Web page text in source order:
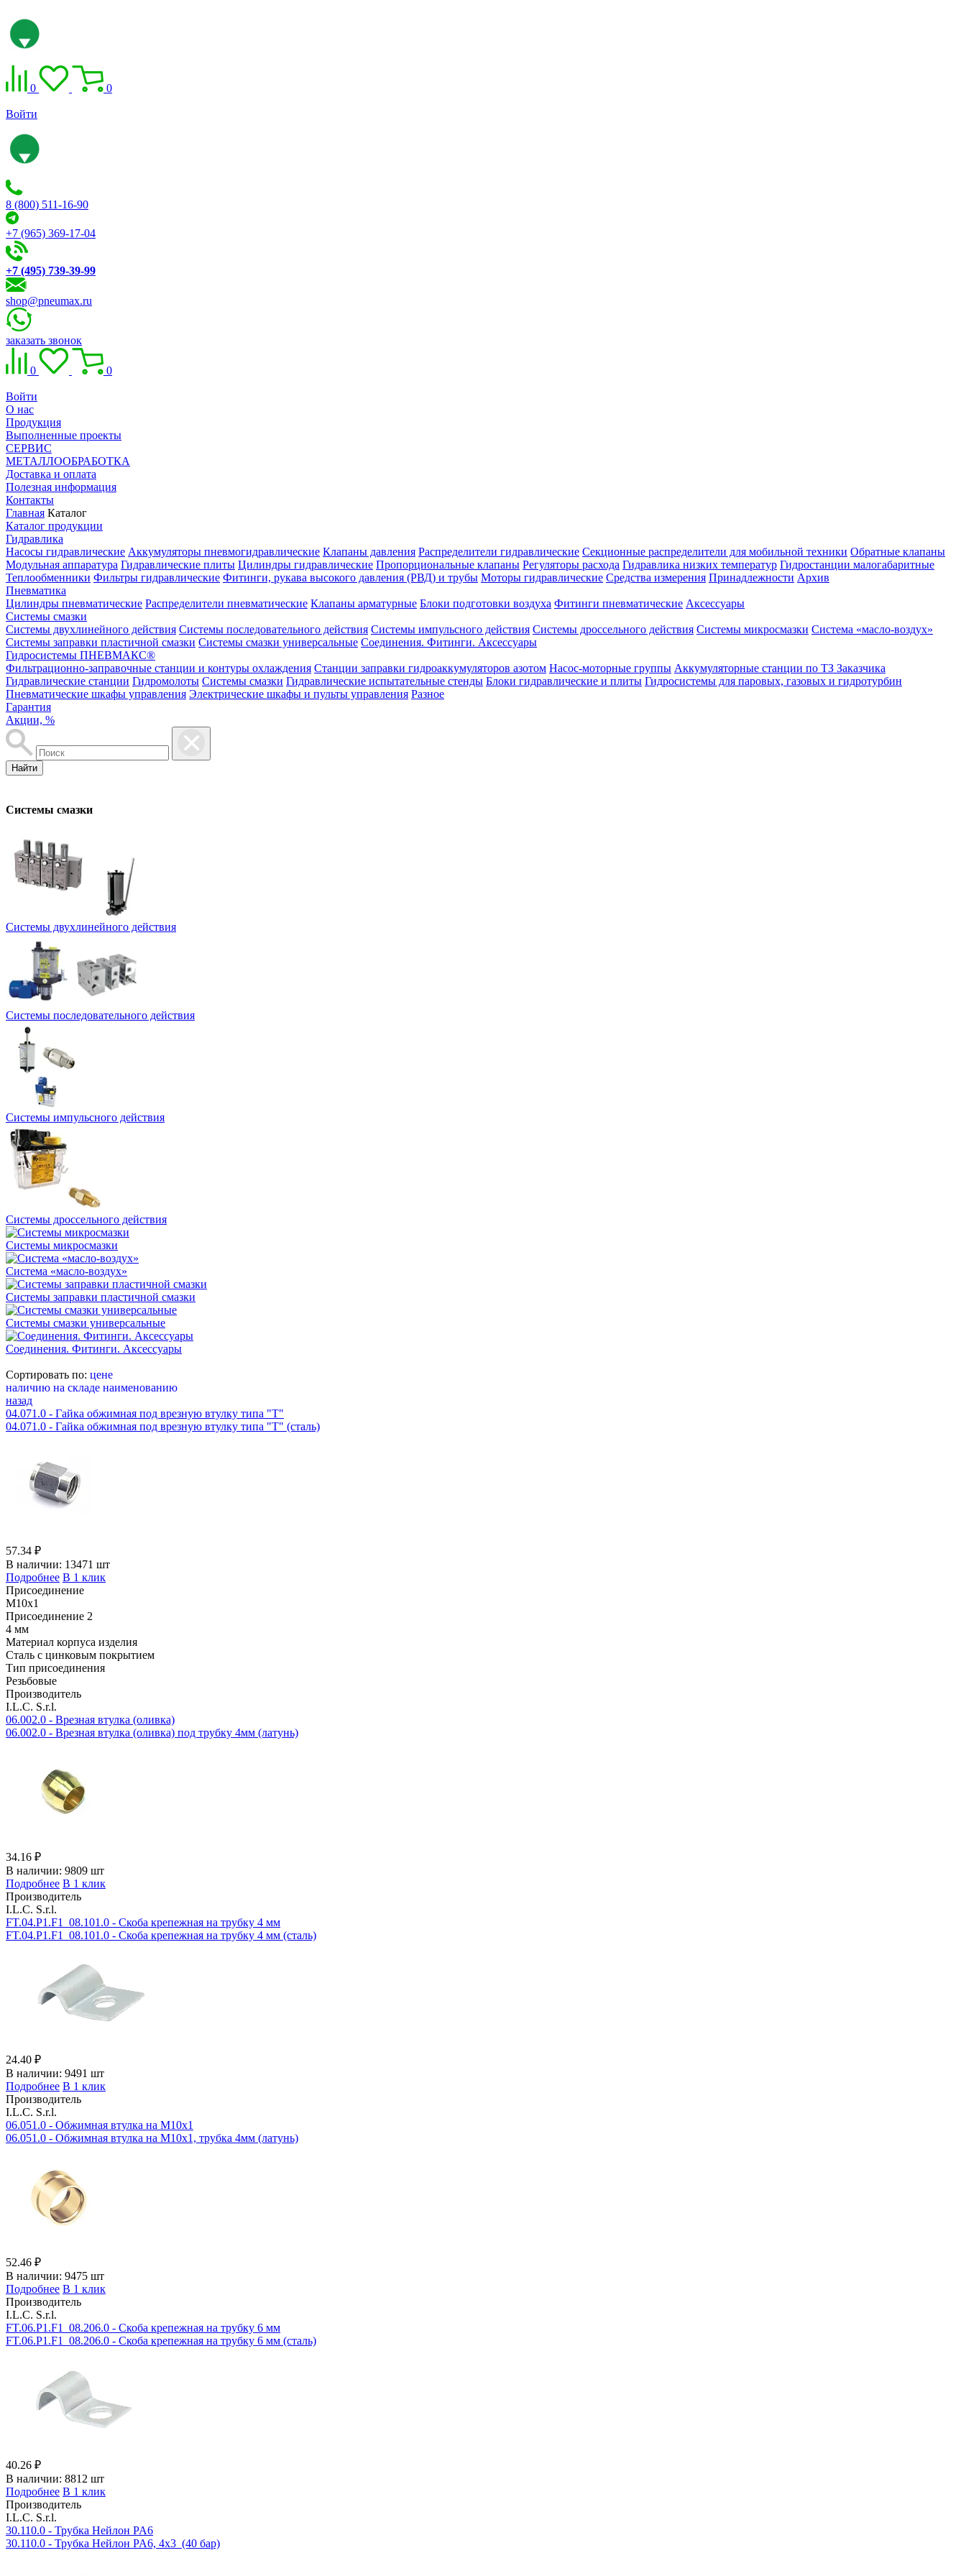
0 0
Войти
8 (800) 511-16-90
+7 (965) 369-17-04
+7 (495) 739-39-99
shop@pneumax.ru
заказать звонок
0 0
Войти
О нас
Продукция
Выполненные проекты
СЕРВИС
МЕТАЛЛООБРАБОТКА
Доставка и оплата
Полезная информация
Контакты
Главная Каталог
Каталог продукции
Гидравлика
Насосы гидравлические Аккумуляторы пневмогидравлические Клапаны давления Распределители гидравлические Секционные распределители для мобильной техники Обратные клапаны
Модульная аппаратура Гидравлические плиты Цилиндры гидравлические Пропорциональные клапаны Регуляторы расхода Гидравлика низких температур Гидростанции малогабаритные
Теплообменники Фильтры гидравлические Фитинги, рукава высокого давления (РВД) и трубы Моторы гидравлические Средства измерения Принадлежности Архив
Пневматика
Цилиндры пневматические Распределители пневматические Клапаны арматурные Блоки подготовки воздуха Фитинги пневматические Аксессуары
Системы смазки
Системы двухлинейного действия Системы последовательного действия Системы импульсного действия Системы дроссельного действия Системы микросмазки Система «масло-воздух»
Системы заправки пластичной смазки Системы смазки универсальные Соединения. Фитинги. Аксессуары
Гидросистемы ПНЕВМАКС®
Фильтрационно-заправочные станции и контуры охлаждения Станции заправки гидроаккумуляторов азотом Насос-моторные группы Аккумуляторные станции по ТЗ Заказчика
Гидравлические станции Гидромолоты Системы смазки Гидравлические испытательные стенды Блоки гидравлические и плиты Гидросистемы для паровых, газовых и гидротурбин
Пневматические шкафы управления Электрические шкафы и пульты управления Разное
Гарантия
Акции, %
Найти
Системы смазки
Системы двухлинейного действия
Системы последовательного действия
Системы импульсного действия
Системы дроссельного действия
Системы микросмазки
Система «масло-воздух»
Системы заправки пластичной смазки
Системы смазки универсальные
Соединения. Фитинги. Аксессуары
Сортировать по: цене
наличию на складе наименованию
назад
04.071.0 - Гайка обжимная под врезную втулку типа "Т"
04.071.0 - Гайка обжимная под врезную втулку типа "Т" (сталь)
57.34 ₽
В наличии: 13471 шт
Подробнее В 1 клик
Присоединение
M10x1
Присоединение 2
4 мм
Материал корпуса изделия
Сталь с цинковым покрытием
Тип присоединения
Резьбовые
Производитель
I.L.C. S.r.l.
06.002.0 - Врезная втулка (оливка)
06.002.0 - Врезная втулка (оливка) под трубку 4мм (латунь)
34.16 ₽
В наличии: 9809 шт
Подробнее В 1 клик
Производитель
I.L.C. S.r.l.
FT.04.P1.F1_08.101.0 - Скоба крепежная на трубку 4 мм
FT.04.P1.F1_08.101.0 - Скоба крепежная на трубку 4 мм (cталь)
24.40 ₽
В наличии: 9491 шт
Подробнее В 1 клик
Производитель
I.L.C. S.r.l.
06.051.0 - Обжимная втулка на М10х1
06.051.0 - Обжимная втулка на М10х1, трубка 4мм (латунь)
52.46 ₽
В наличии: 9475 шт
Подробнее В 1 клик
Производитель
I.L.C. S.r.l.
FT.06.P1.F1_08.206.0 - Скоба крепежная на трубку 6 мм
FT.06.P1.F1_08.206.0 - Скоба крепежная на трубку 6 мм (cталь)
40.26 ₽
В наличии: 8812 шт
Подробнее В 1 клик
Производитель
I.L.C. S.r.l.
30.110.0 - Трубка Нейлон PA6
30.110.0 - Трубка Нейлон PA6, 4x3 (40 бар)